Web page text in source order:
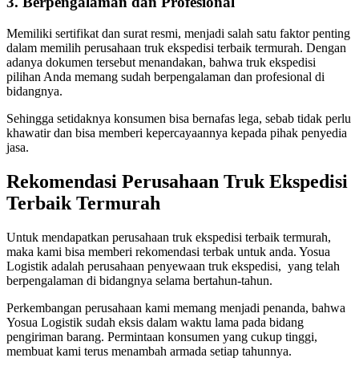
Memiliki sertifikat dan surat resmi, menjadi salah satu faktor penting
dalam memilih perusahaan truk ekspedisi terbaik termurah. Dengan
adanya dokumen tersebut menandakan, bahwa truk ekspedisi
pilihan Anda memang sudah berpengalaman dan profesional di
bidangnya.
Sehingga setidaknya konsumen bisa bernafas lega, sebab tidak perlu
khawatir dan bisa memberi kepercayaannya kepada pihak penyedia
jasa.
Rekomendasi Perusahaan Truk Ekspedisi
Terbaik Termurah
Untuk mendapatkan perusahaan truk ekspedisi terbaik termurah,
maka kami bisa memberi rekomendasi terbak untuk anda. Yosua
Logistik adalah perusahaan penyewaan truk ekspedisi, yang telah
berpengalaman di bidangnya selama bertahun-tahun.
Perkembangan perusahaan kami memang menjadi penanda, bahwa
Yosua Logistik sudah eksis dalam waktu lama pada bidang
pengiriman barang. Permintaan konsumen yang cukup tinggi,
membuat kami terus menambah armada setiap tahunnya.